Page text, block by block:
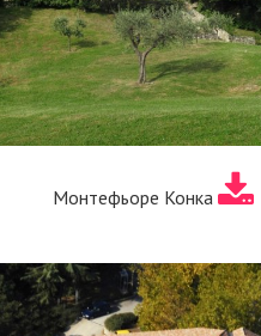
Монтефьоре Конка